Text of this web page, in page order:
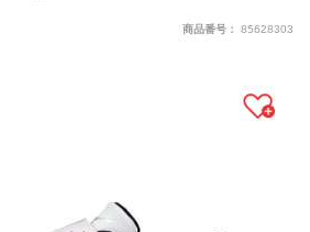
商品番号： 85628303